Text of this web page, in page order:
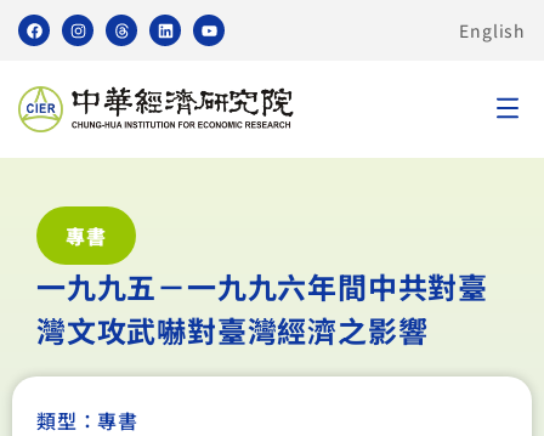
English
專書
一九九五－一九九六年間中共對臺
灣文攻武嚇對臺灣經濟之影響
類型：專書